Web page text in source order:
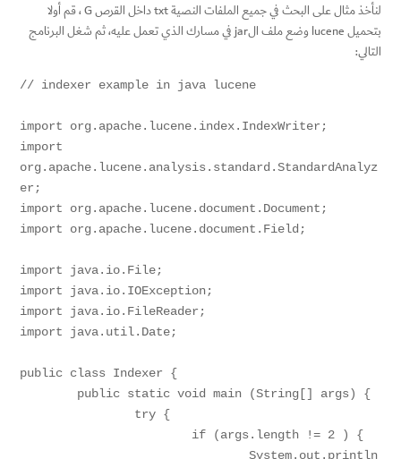
لنأخذ مثال على البحث في جميع الملفات النصية txt داخل القرص G ، قم أولا
بتحميل lucene وضع ملف الjar في مسارك الذي تعمل عليه، ثم شغل البرنامج
التالي:
// indexer example in java lucene
import org.apache.lucene.index.IndexWriter;
import
org.apache.lucene.analysis.standard.StandardAnalyz
er;
import org.apache.lucene.document.Document;
import org.apache.lucene.document.Field;
import java.io.File;
import java.io.IOException;
import java.io.FileReader;
import java.util.Date;
public class Indexer {